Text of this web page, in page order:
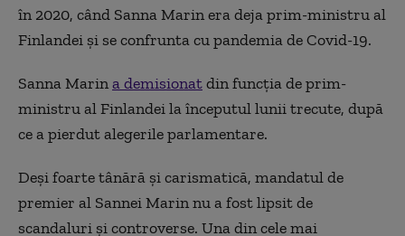
în 2020, când Sanna Marin era deja prim-ministru al
Finlandei și se confrunta cu pandemia de Covid-19.
Sanna Marina demisionatdin funcția de prim-
ministru al Finlandei la începutul lunii trecute, după
ce a pierdut alegerile parlamentare.
Deși foarte tânără și carismatică, mandatul de
premier al Sannei Marin nu a fost lipsit de
scandaluri și controverse. Una din cele mai